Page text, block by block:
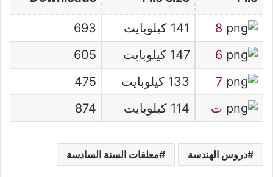
8 141 كيلوبايت
693
6
147 كيلوبايت
605
7
133 كيلوبايت
475
ت
114 كيلوبايت 874
دروس الهندسة معلقات السنة السادسة